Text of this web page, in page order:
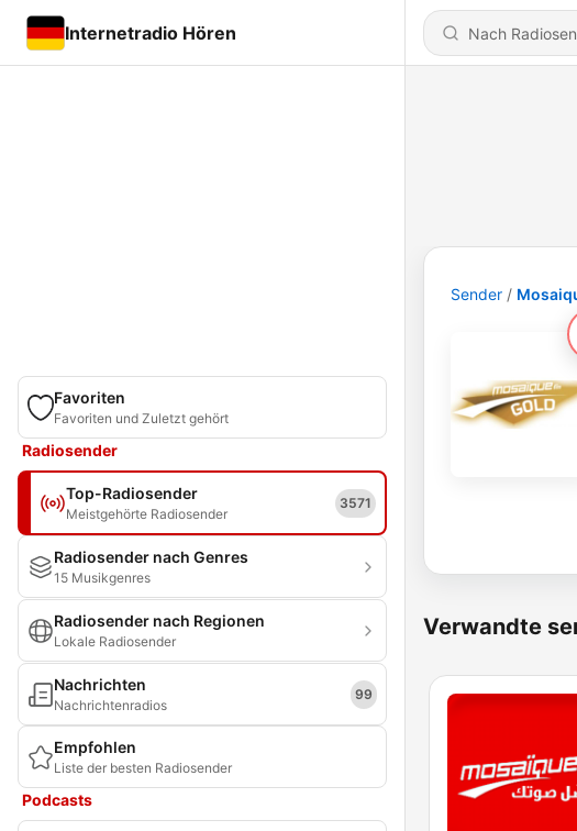
Internetradio Hören
Favoriten
Favoriten und Zuletzt gehört
Radiosender
Top-Radiosender
Meistgehörte Radiosender
3571
Radiosender nach Genres
15 Musikgenres
Radiosender nach Regionen
Lokale Radiosender
Nachrichten
Nachrichtenradios
99
Empfohlen
Liste der besten Radiosender
Podcasts
Sender
Verwandte